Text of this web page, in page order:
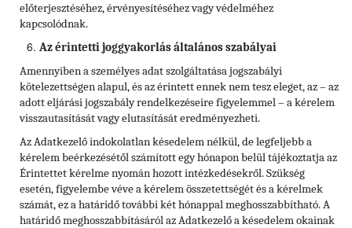
előterjesztéséhez, érvényesítéséhez vagy védelméhez
kapcsolódnak.
Az érintetti joggyakorlás általános szabályai
Amennyiben a személyes adat szolgáltatása jogszabályi
kötelezettségen alapul, és az érintett ennek nem tesz eleget, az – az
adott eljárási jogszabály rendelkezéseire figyelemmel – a kérelem
visszautasítását vagy elutasítását eredményezheti.
Az Adatkezelő indokolatlan késedelem nélkül, de legfeljebb a
kérelem beérkezésétől számított egy hónapon belül tájékoztatja az
Érintettet kérelme nyomán hozott intézkedésekről. Szükség
esetén, figyelembe véve a kérelem összetettségét és a kérelmek
számát, ez a határidő további két hónappal meghosszabbítható. A
határidő meghosszabbításáról az Adatkezelő a késedelem okainak